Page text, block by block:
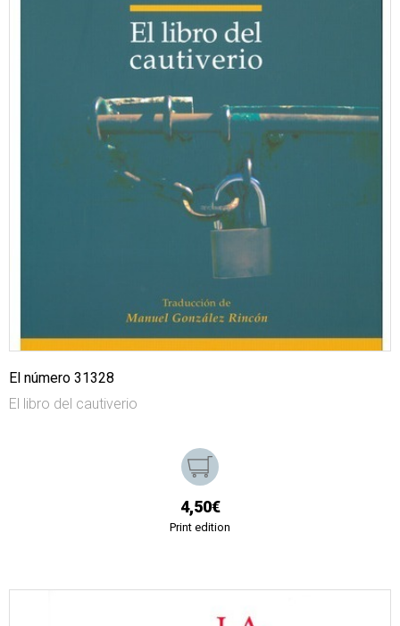
El número 31328
El libro del cautiverio
4,50€
Print edition